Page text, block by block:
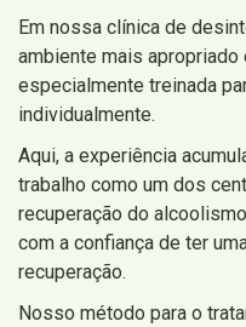
Em nossa clínica de
ambiente mais apropriado
especialmente treinada
individualmente.
Aqui, a experiência
trabalho como um dos
recuperação do
com a confiança de ter
recuperação.
Nosso método para o